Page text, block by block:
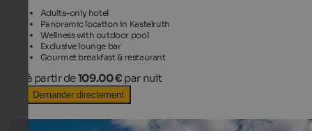
Adults-only hotel
Panoramic location in Kastelruth
Wellness with outdoor pool
Exclusive lounge bar
Gourmet breakfast & restaurant
à partir de109.00 € par nuit
Demander directement